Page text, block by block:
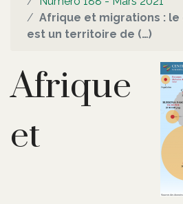
Afrique et migrations :
est un territoire de (…)
Afrique
et